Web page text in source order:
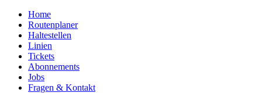
Home
Routenplaner
Haltestellen
Linien
Tickets
Abonnements
Jobs
Fragen & Kontakt